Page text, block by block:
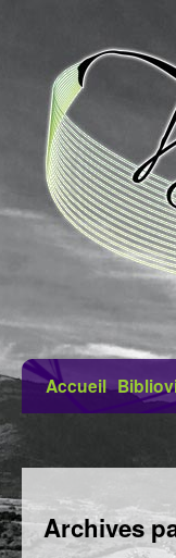
Accueil
Archives